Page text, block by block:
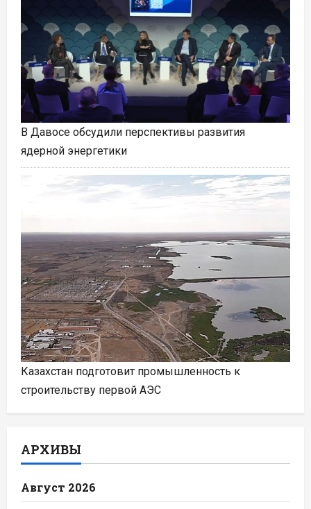
В Давосе обсудили перспективы развития
ядерной энергетики
Казахстан подготовит промышленность к
строительству первой АЭС
АРХИВЫ
Август 2026